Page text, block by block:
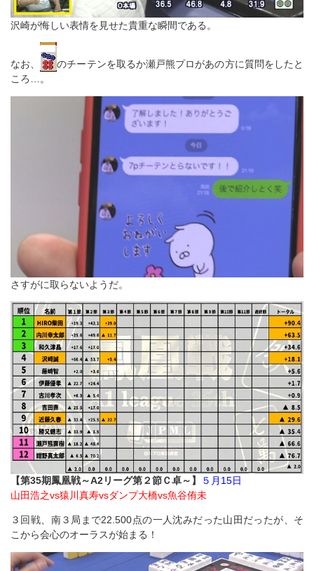
沢崎が悔しい表情を見せた貴重な瞬間である。
なお、
のチーテンを取るか瀬戸熊プロがあの方に質問をしたと
ころ…。
さすがに取らないようだ。
【第35期鳳凰戦～A2リーグ第２節Ｃ卓～】
５月15日
山田浩之vs猿川真寿vsダンプ大橋vs魚谷侑未
３回戦、南３局まで22.500点の一人沈みだった山田だったが、そ
こから会心のオーラスが始まる！